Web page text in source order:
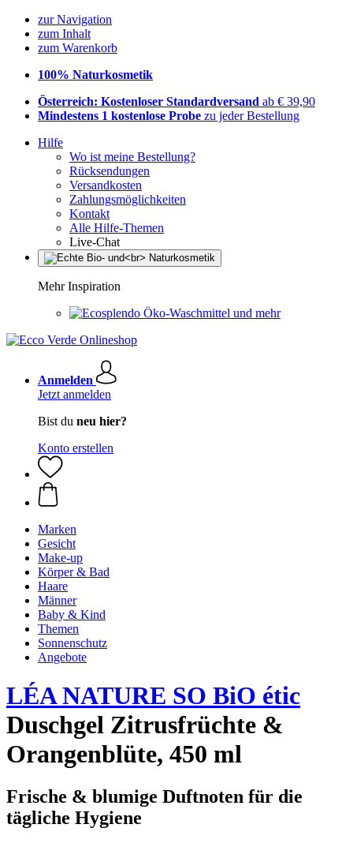
zur Navigation
zum Inhalt
zum Warenkorb
100% Naturkosmetik
Österreich: Kostenloser Standardversand ab € 39,90
Mindestens 1 kostenlose Probe zu jeder Bestellung
Hilfe
Wo ist meine Bestellung?
Rücksendungen
Versandkosten
Zahlungsmöglichkeiten
Kontakt
Alle Hilfe-Themen
Live-Chat
Mehr Inspiration
Öko-Waschmittel und mehr
Anmelden
Jetzt anmelden
Bist du neu hier?
Konto erstellen
Marken
Gesicht
Make-up
Körper & Bad
Haare
Männer
Baby & Kind
Themen
Sonnenschutz
Angebote
LÉA NATURE SO BiO étic
Duschgel Zitrusfrüchte &
Orangenblüte, 450 ml
Frische & blumige Duftnoten für die
tägliche Hygiene